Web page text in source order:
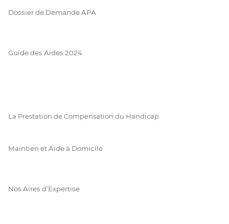
Dossier de Demande APA
Guide des Aides 2024
La Prestation de Compensation du Handicap
Maintien et Aide à Domicile
Nos Aires d'Expertise